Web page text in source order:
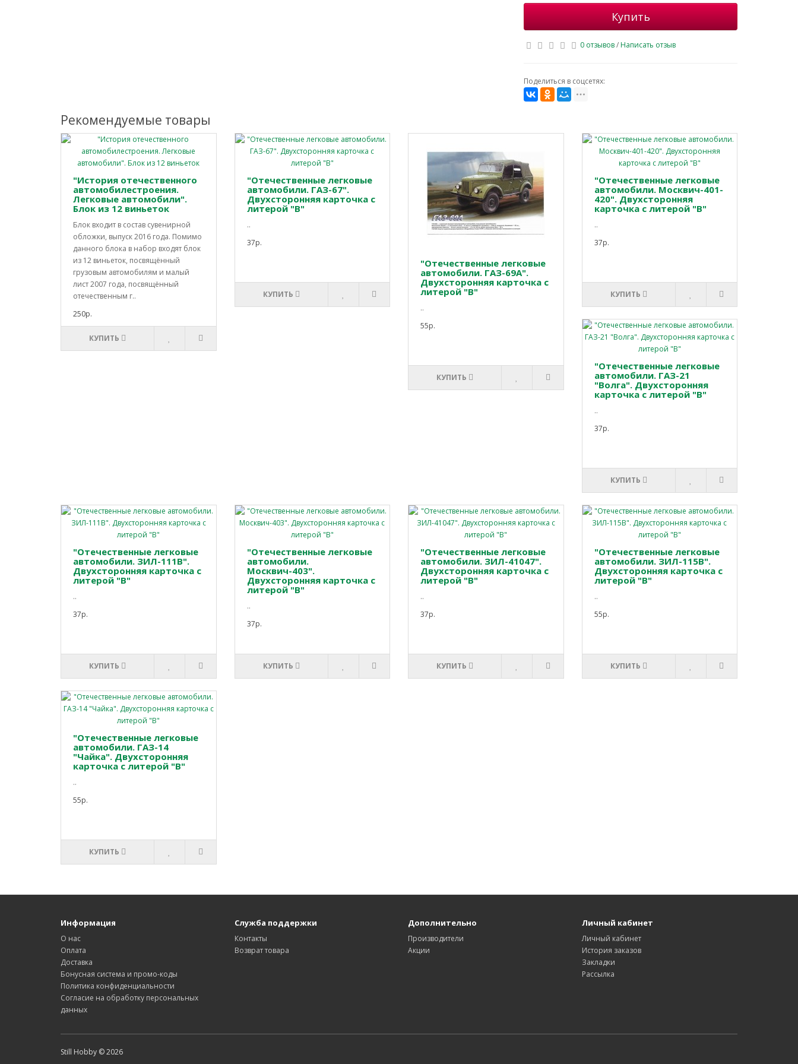
Купить
0 отзывов/Написать отзыв
Поделиться в соцсетях:
Рекомендуемые товары
"История отечественного
автомобилестроения.
Легковые автомобили".
Блок из 12 виньеток
Блок входит в состав сувенирной
обложки, выпуск 2016 года. Помимо
данного блока в набор входят блок
из 12 виньеток, посвящённый
грузовым автомобилям и малый
лист 2007 года, посвящённый
отечественным г..
250р.
КУПИТЬ
"Отечественные легковые
автомобили. ГАЗ-67".
Двухсторонняя карточка с
литерой "В"
..
37р.
КУПИТЬ
"Отечественные легковые
автомобили. ГАЗ-69А".
Двухсторонняя карточка с
литерой "В"
..
55р.
КУПИТЬ
"Отечественные легковые
автомобили. Москвич-401-
420". Двухсторонняя
карточка с литерой "В"
..
37р.
КУПИТЬ
"Отечественные легковые
автомобили. ГАЗ-21
"Волга". Двухсторонняя
карточка с литерой "В"
..
37р.
КУПИТЬ
"Отечественные легковые
автомобили. ЗИЛ-111В".
Двухсторонняя карточка с
литерой "В"
..
37р.
КУПИТЬ
"Отечественные легковые
автомобили.
Москвич-403".
Двухсторонняя карточка с
литерой "В"
..
37р.
КУПИТЬ
"Отечественные легковые
автомобили. ЗИЛ-41047".
Двухсторонняя карточка с
литерой "В"
..
37р.
КУПИТЬ
"Отечественные легковые
автомобили. ЗИЛ-115В".
Двухсторонняя карточка с
литерой "В"
..
55р.
КУПИТЬ
"Отечественные легковые
автомобили. ГАЗ-14
"Чайка". Двухсторонняя
карточка с литерой "В"
..
55р.
КУПИТЬ
Информация
О нас
Оплата
Доставка
Бонусная система и промо-коды
Политика конфиденциальности
Согласие на обработку персональных
данных
Служба поддержки
Контакты
Возврат товара
Дополнительно
Производители
Акции
Личный кабинет
Личный кабинет
История заказов
Закладки
Рассылка
Still Hobby © 2026